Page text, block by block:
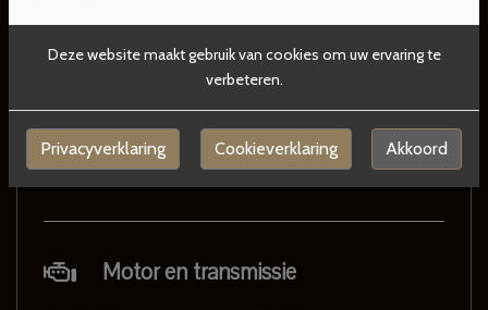
Deze website maakt gebruik van cookies om uw ervaring te
verbeteren.
Privacyverklaring Cookieverklaring Akkoord
Maximum massa geremd
3500 kg
Motorrijtuigenbelasting
€ 355 - 404 per kwartaal
Aantal sleutels
2
Motor en transmissie